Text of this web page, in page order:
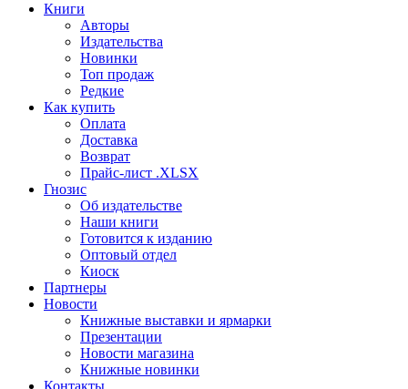
Книги
Авторы
Издательства
Новинки
Топ продаж
Редкие
Как купить
Оплата
Доставка
Возврат
Прайс-лист .XLSX
Гнозис
Об издательстве
Наши книги
Готовится к изданию
Оптовый отдел
Киоск
Партнеры
Новости
Книжные выставки и ярмарки
Презентации
Новости магазина
Книжные новинки
Контакты